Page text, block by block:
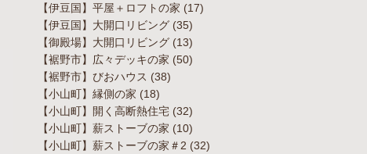
【伊豆国】平屋＋ロフトの家 (17)
【伊豆国】大開口リビング (35)
【御殿場】大開口リビング (13)
【裾野市】広々デッキの家 (50)
【裾野市】びおハウス (38)
【小山町】縁側の家 (18)
【小山町】開く高断熱住宅 (32)
【小山町】薪ストーブの家 (10)
【小山町】薪ストーブの家＃2 (32)